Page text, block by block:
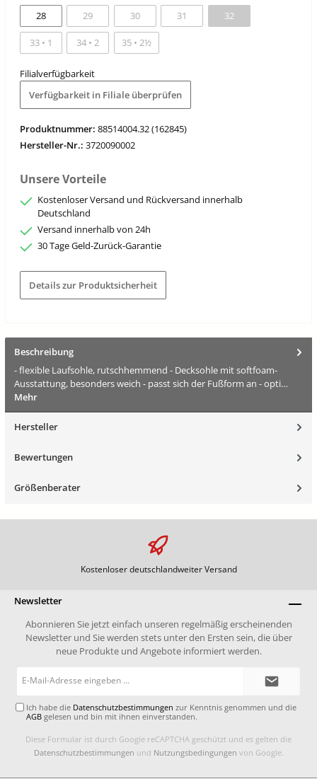
28
29 30 31 32
33 • 1 34 • 2 35 • 2½
Filialverfügbarkeit
Verfügbarkeit in Filiale überprüfen
Produktnummer: 88514004.32 (162845)
Hersteller-Nr.: 3720090002
Unsere Vorteile
Kostenloser Versand und Rückversand innerhalb
Deutschland
Versand innerhalb von 24h
30 Tage Geld-Zurück-Garantie
Details zur Produktsicherheit
Beschreibung
- flexible Laufsohle, rutschhemmend - Decksohle mit softfoam-
Ausstattung, besonders weich - passt sich der Fußform an - opti…
Mehr
Hersteller
Bewertungen
Größenberater
Kostenloser deutschlandweiter Versand
Newsletter
Abonnieren Sie jetzt einfach unseren regelmäßig erscheinenden
Newsletter und Sie werden stets unter den Ersten sein, die über
neue Produkte und Angebote informiert werden.
Ich habe die Datenschutzbestimmungen zur Kenntnis genommen und die
AGB gelesen und bin mit ihnen einverstanden.
Diese Formular ist durch Google reCAPTCHA geschützt und es gelten die
Datenschutzbestimmungen und Nutzungsbedingungen von Google.